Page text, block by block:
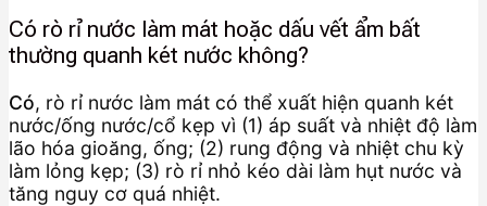
Có rò rỉ nước làm mát hoặc dấu vết ẩm bất
thường quanh két nước không?
Có, rò rỉ nước làm mát có thể xuất hiện quanh két
nước/ống nước/cổ kẹp vì (1) áp suất và nhiệt độ làm
lão hóa gioăng, ống; (2) rung động và nhiệt chu kỳ
làm lỏng kẹp; (3) rò rỉ nhỏ kéo dài làm hụt nước và
tăng nguy cơ quá nhiệt.